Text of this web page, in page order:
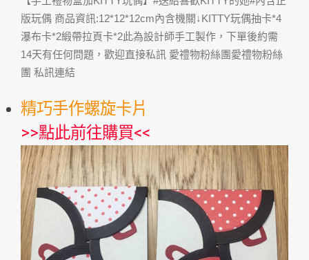
版玩偶 商品資訊:12*12*12cm內含機關↓KITTY玩偶抽卡*4
瀑布卡*2緞帶拉頁卡*2此為設計師手工製作，下單後約需
14天有任何問題，歡迎直接私訊 愛禮物粉絲團愛禮物粉絲
團 私訊連結
精巧手作螺旋卡片
>>點此前往購買<<